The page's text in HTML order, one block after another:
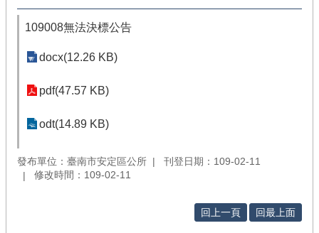
109008無法決標公告
docx(12.26 KB)
pdf(47.57 KB)
odt(14.89 KB)
發布單位：臺南市安定區公所
刊登日期：109-02-11
修改時間：109-02-11
回上一頁 回最上面